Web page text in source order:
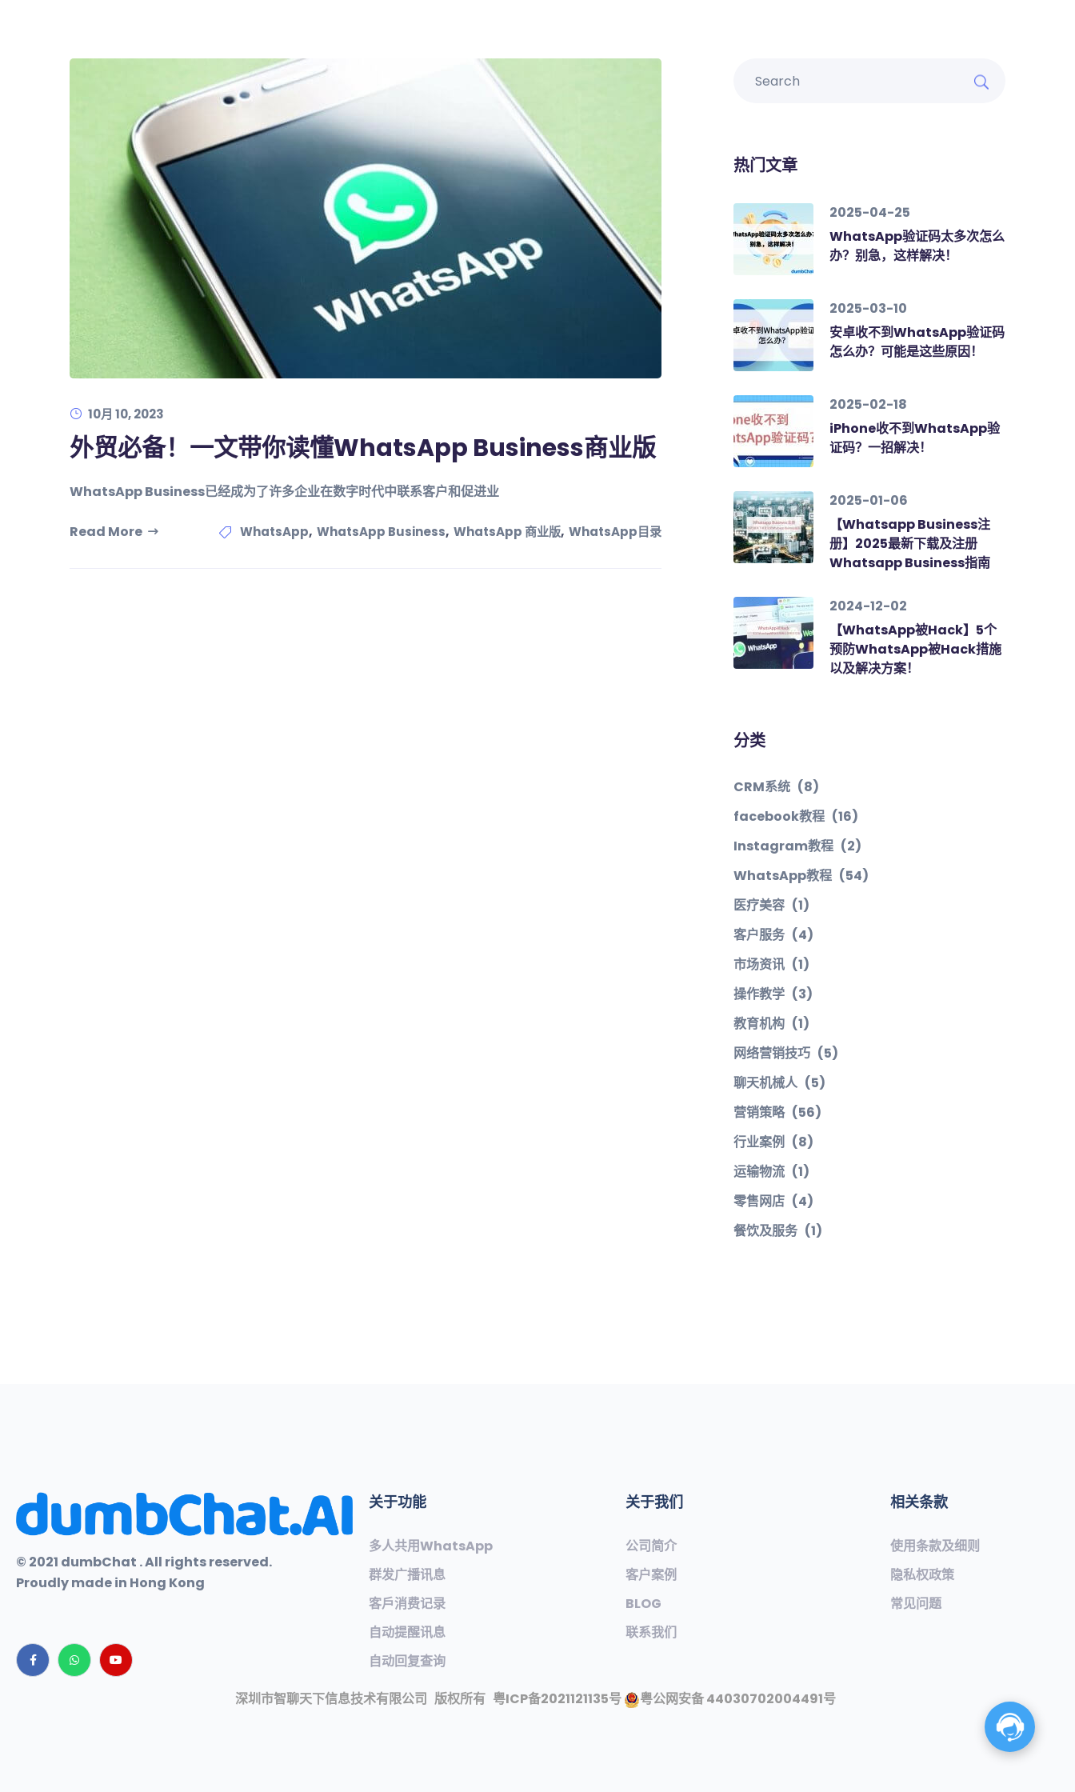
10月 10, 2023
外贸必备！一文带你读懂WhatsApp Business商业版
WhatsApp Business已经成为了许多企业在数字时代中联系客户和促进业
Read More WhatsApp, WhatsApp Business, WhatsApp 商业版, WhatsApp目录
热门文章
2025-04-25
WhatsApp验证码太多次怎么
办？别急，这样解决！
2025-03-10
安卓收不到WhatsApp验证码
怎么办？可能是这些原因！
2025-02-18
iPhone收不到WhatsApp验
证码？一招解决！
2025-01-06
【Whatsapp Business注
册】2025最新下载及注册
Whatsapp Business指南
2024-12-02
【WhatsApp被Hack】5个
预防WhatsApp被Hack措施
以及解决方案！
分类
CRM系统 (8)
facebook教程 (16)
Instagram教程 (2)
WhatsApp教程 (54)
医疗美容 (1)
客户服务 (4)
市场资讯 (1)
操作教学 (3)
教育机构 (1)
网络营销技巧 (5)
聊天机械人 (5)
营销策略 (56)
行业案例 (8)
运输物流 (1)
零售网店 (4)
餐饮及服务 (1)
© 2021 dumbChat . All rights reserved.
Proudly made in Hong Kong
关于功能
多人共用WhatsApp
群发广播讯息
客戶消费记录
自动提醒讯息
自动回复查询
关于我们
公司简介
客户案例
BLOG
联系我们
相关条款
使用条款及细则
隐私权政策
常见问题​
深圳市智聊天下信息技术有限公司 版权所有 粤ICP备2021121135号 粤公网安备 44030702004491号